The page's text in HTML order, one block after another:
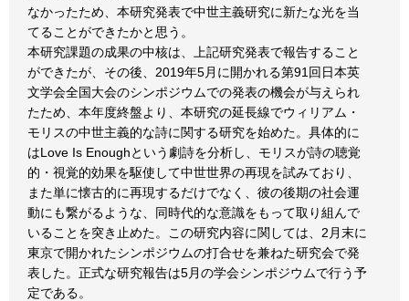
なかったため、本研究発表で中世主義研究に新たな光を当
てることができたかと思う。
本研究課題の成果の中核は、上記研究発表で報告すること
ができたが、その後、2019年5月に開かれる第91回日本英
文学会全国大会のシンポジウムでの発表の機会が与えられ
たため、本年度終盤より、本研究の延長線でウィリアム・
モリスの中世主義的な詩に関する研究を始めた。具体的に
はLove Is Enoughという劇詩を分析し、モリスが詩の聴覚
的・視覚的効果を駆使して中世世界の再現を試みており、
また単に懐古的に再現するだけでなく、彼の後期の社会運
動にも繋がるような、同時代的な意識をもって取り組んで
いることを突き止めた。この研究内容に関しては、2月末に
東京で開かれたシンポジウムの打合せを兼ねた研究会で発
表した。正式な研究報告は5月の学会シンポジウムで行う予
定である。